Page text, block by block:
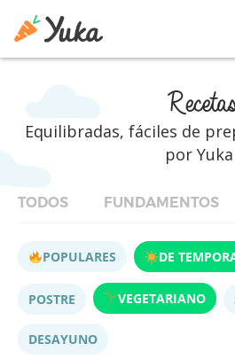
Recetas
Equilibradas, fáciles de
por Yuka
TODOS FUNDAMENTOS
POPULARES DE
POSTRE VEGETARIANO
DESAYUNO